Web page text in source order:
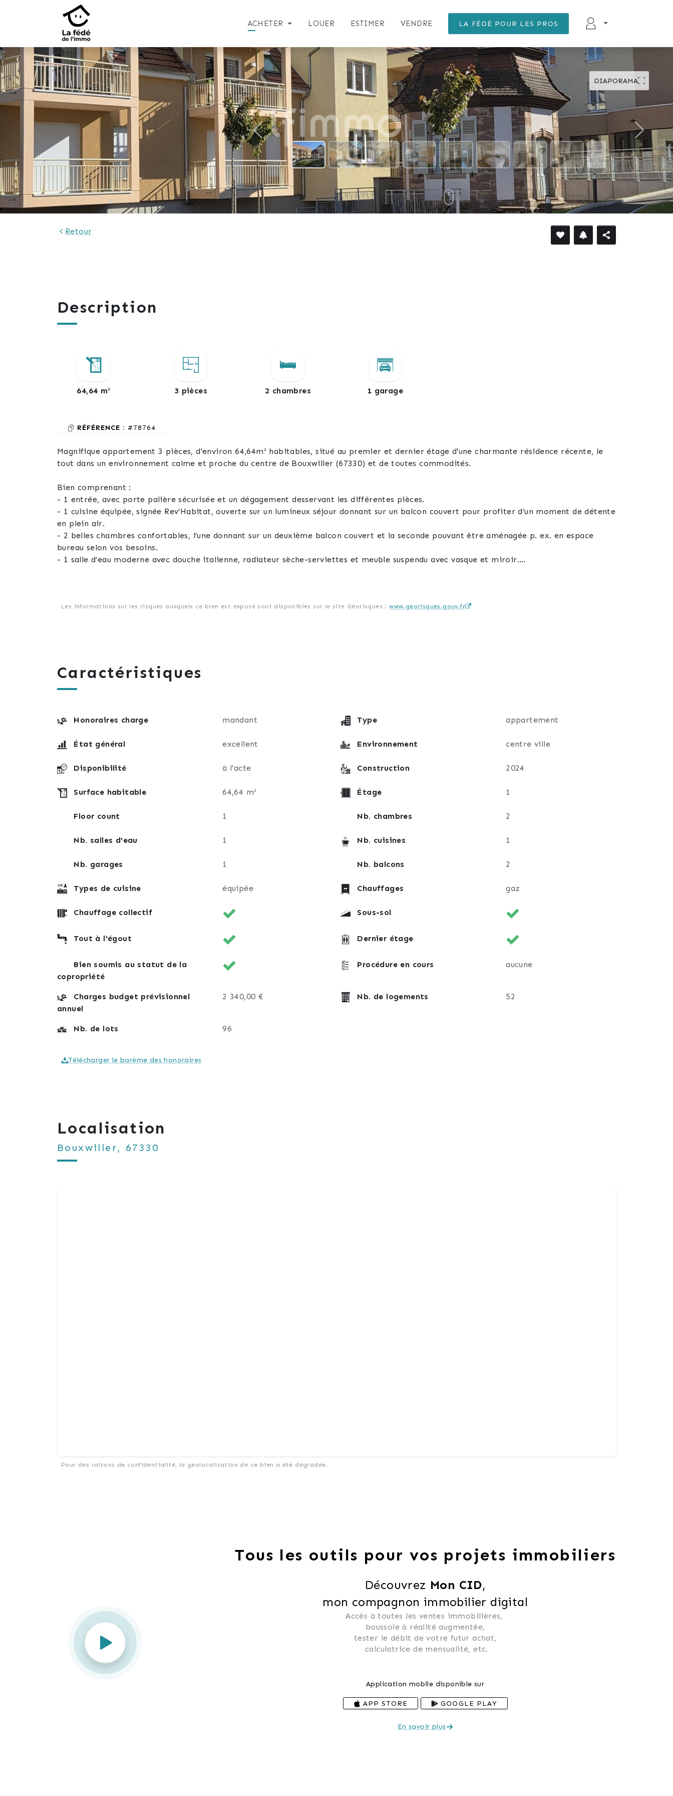
ACHETER LOUER ESTIMER VENDRE LA FÉDÉ POUR LES PROS
1 033 €
DIAPORAMA
DÉFILER VERS LE BAS
Retour
Description
64,64 m² 3 pièces 2 chambres 1 garage
RÉFÉRENCE : #78764
Magnifique appartement 3 pièces, d'environ 64,64m² habitables, situé au premier et dernier étage d'une charmante résidence récente, le
tout dans un environnement calme et proche du centre de Bouxwiller (67330) et de toutes commodités.
Bien comprenant :
- 1 entrée, avec porte palière sécurisée et un dégagement desservant les différentes pièces.
- 1 cuisine équipée, signée Rev’Habitat, ouverte sur un lumineux séjour donnant sur un balcon couvert pour profiter d’un moment de détente
en plein air.
- 2 belles chambres confortables, l’une donnant sur un deuxième balcon couvert et la seconde pouvant être aménagée p. ex. en espace
bureau selon vos besoins.
- 1 salle d’eau moderne avec douche italienne, radiateur sèche-serviettes et meuble suspendu avec vasque et miroir.
- De fenêtres PVC triple vitrage (insonorisation).
- De volets roulants électriques dans toutes les pièces.
- D’une ventilation par VMC à économie d’énergie (Cuisine, WC et S. d’eau).
- D’un système de chauffage individuel par le sol dans toutes les pièces.
- D’un interphone / vidéophone avec commandes d’ouverture des portails ou de la porte d’accès à la résidence.
Etat neuf (Première occupation depuis l’été 2024). Sans aucuns travaux à prévoir ! Venez simplement déposer vos valises pour profiter
pleinement de cet appartement et de votre temps libre !
Idéalement situé, son adresse vous offrira au quotidien un confort de vie sans égal, avec un accès aisé aux écoles (maternelle, primaire,
collège & lycée), crèches, commerces, piscine, services et administrations publics.
Bouxwiller. N’hésitez pas à venir le découvrir, il n’attend plus que vous pour écrire une nouvelle page de votre vie.
Situation géographique : Bien situé à 6mn de la gare d’Obermodern (67330) et à 9mn de la gare d’Ingwilller (67340).
Toute proposition sérieuse et motivée sera étudiée avec attention après une visite.
Les informations sur les risques auxquels ce bien est exposé sont disponibles sur le site Géorisques :www.georisques.gouv.fr
Caractéristiques
Honoraires charge mandant Type appartement
État général excellent Environnement centre ville
Disponibilité à l'acte Construction 2024
Surface habitable 64,64 m² Étage 1
Floor count 1 Nb. chambres 2
Nb. salles d'eau 1 Nb. cuisines 1
Nb. garages 1 Nb. balcons 2
Types de cuisine équipée Chauffages gaz
Chauffage collectif Sous-sol
Tout à l'égout Dernier étage
Bien soumis au statut de la
copropriété
Procédure en cours aucune
Charges budget prévisionnel
annuel
2 340,00 € Nb. de logements 52
Nb. de lots 96
Télécharger le barème des honoraires
Localisation
Bouxwiller, 67330
Pour des raisons de confidentialité, la géolocalisation de ce bien a été dégradée.
Tous les outils pour vos projets immobiliers
Découvrez Mon CID,
mon compagnon immobilier digital
Accès à toutes les ventes immobilières,
boussole à réalité augmentée,
tester le débit de votre futur achat,
calculatrice de mensualité, etc.
Application mobile disponible sur
APP STORE GOOGLE PLAY
En savoir plus